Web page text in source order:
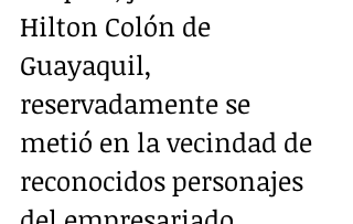
Hilton Colón de
Guayaquil,
reservadamente se
metió en la vecindad de
reconocidos personajes